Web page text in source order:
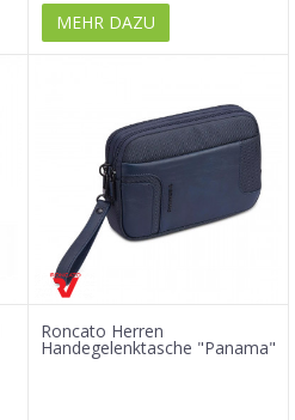
MEHR DAZU
Roncato Herren
Handegelenktasche "Panama"